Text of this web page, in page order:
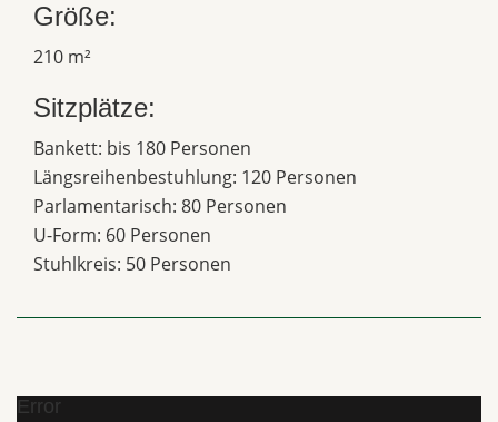
Größe:
210 m²
Sitzplätze:
Bankett: bis 180 Personen
Längsreihenbestuhlung: 120 Personen
Parlamentarisch: 80 Personen
U-Form: 60 Personen
Stuhlkreis: 50 Personen
Error